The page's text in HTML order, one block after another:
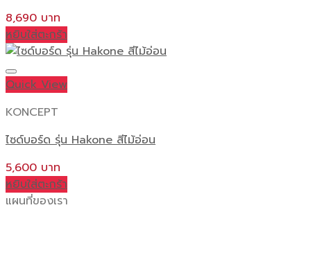
8,690
หยิบใส่ตะกร้า
Quick View
KONCEPT
ไซด์บอร์ด รุ่น Hakone สีไม้อ่อน
5,600
หยิบใส่ตะกร้า
แผนที่ของเรา